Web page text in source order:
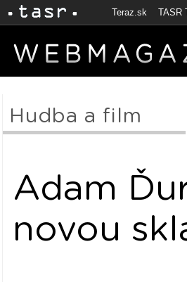
Teraz.sk TASR
Hudba a film
Adam
novou